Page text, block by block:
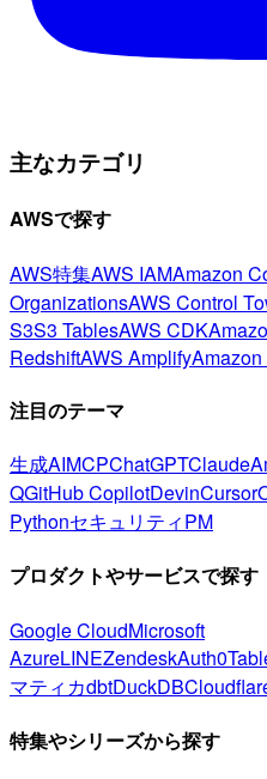
主なカテゴリ
AWSで探す
AWS特集AWS IAMAmazon
OrganizationsAWS Control
S3S3 TablesAWS CDK
RedshiftAWS Amplify
注目のテーマ
生成AIMCPChatGPTClaude
QGitHub CopilotDevinCursor
PythonセキュリティPM
プロダクトやサービスで探す
Google CloudMicrosoft
AzureLINEZendeskAuth0
マティカdbtDuckDB
特集やシリーズから探す